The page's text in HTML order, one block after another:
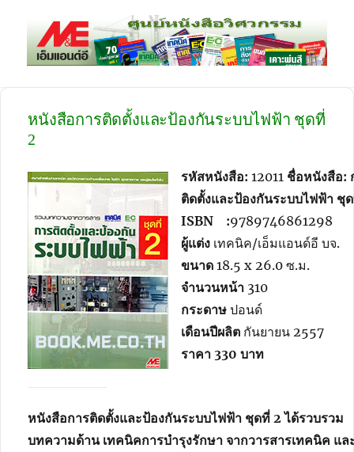
หนังสือการติดตั้งและป้องกันระบบไฟฟ้า ชุดที่
2
รหัสหนังสือ: 12011 ชื่อหนังสือ:
ติดตั้งและป้องกันระบบไฟฟ้า ชุ
ISBN :9789746861298
ผู้แต่ง เทคนิค/เอ็มแอนด์อี บจ.
ขนาด 18.5 x 26.0 ซ.ม.
จำนวนหน้า 310
กระดาษ ปอนด์
เดือนปีผลิต กันยายน 2557
ราคา 330 บาท
หนังสือการติดตั้งและป้องกันระบบไฟฟ้า ชุดที่ 2 ได้รวบรวม
บทความด้าน เทคนิคการบำรุงรักษา จากวารสารเทคนิค แล